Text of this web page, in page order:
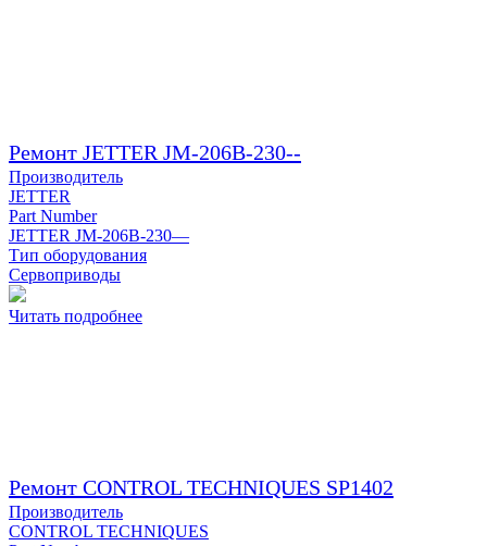
Ремонт JETTER JM-206B-230--
Производитель
JETTER
Part Number
JETTER JM-206B-230—
Тип оборудования
Сервоприводы
Читать подробнее
Ремонт CONTROL TECHNIQUES SP1402
Производитель
CONTROL TECHNIQUES